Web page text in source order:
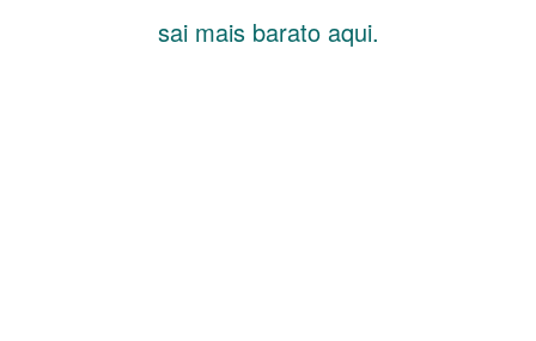
sai mais barato aqui.